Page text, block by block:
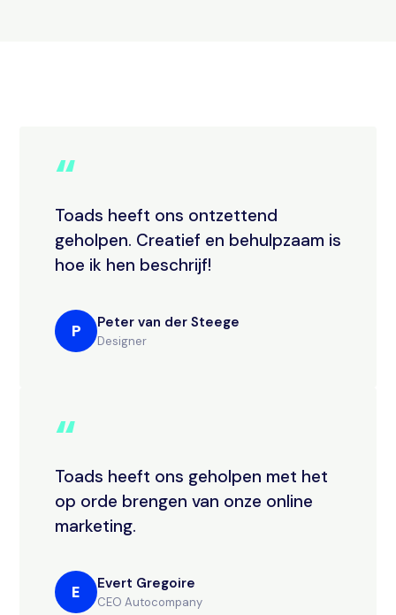
“
Toads heeft ons ontzettend
geholpen. Creatief en behulpzaam is
hoe ik hen beschrijf!
P Peter van der Steege
Designer
“
Toads heeft ons geholpen met het
op orde brengen van onze online
marketing.
E Evert Gregoire
CEO Autocompany